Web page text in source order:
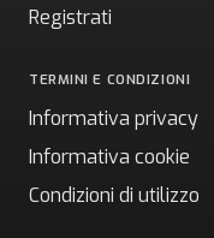
Registrati
TERMINI E CONDIZIONI
Informativa privacy
Informativa cookie
Condizioni di utilizzo